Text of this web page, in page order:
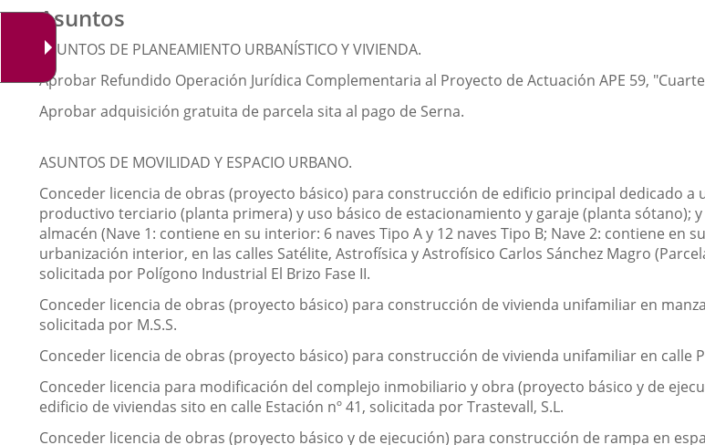
Asuntos
ASUNTOS DE PLANEAMIENTO URBANÍSTICO Y VIVIENDA.
Aprobar Refundido Operación Jurídica Complementaria al Proyecto de Actuación APE 59,
Aprobar adquisición gratuita de parcela sita al pago de Serna.
ASUNTOS DE MOVILIDAD Y ESPACIO URBANO.
Conceder licencia de obras (proyecto básico) para construcción de edificio principal dedicado a
productivo terciario (planta primera) y uso básico de estacionamiento y garaje (planta sótano);
almacén (Nave 1: contiene en su interior: 6 naves Tipo A y 12 naves Tipo B; Nave 2: contiene en
urbanización interior, en las calles Satélite, Astrofísica y Astrofísico Carlos Sánchez Magro
solicitada por Polígono Industrial El Brizo Fase II.
Conceder licencia de obras (proyecto básico) para construcción de vivienda unifamiliar en
solicitada por M.S.S.
Conceder licencia de obras (proyecto básico) para construcción de vivienda unifamiliar en calle
Conceder licencia para modificación del complejo inmobiliario y obra (proyecto básico y de
edificio de viviendas sito en calle Estación nº 41, solicitada por Trastevall, S.L.
Conceder licencia de obras (proyecto básico y de ejecución) para construcción de rampa en